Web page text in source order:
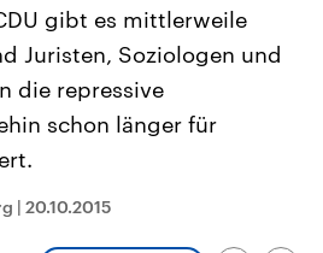
6.
aus
Parteien
Aktuelle Beiträge,
Hintergründe
Wirtschaftlich und
gehören die Vereinigten
mit großem Einfluss auf
Podcasts
gibt es mittlerweile
Juristen, Soziologen und
die repressive
schon länger für
| 20.10.2015